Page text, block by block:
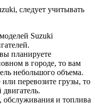
следует учитывать
Suzuki
планируете
в городе, то вам
небольшого объема.
перевозите грузы, то
обслуживания и топлива